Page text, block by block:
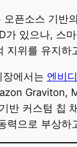
오픈소스 기반
가 있으나, 스
지위를 유지하
에서는 엔비
Graviton,
반 커스텀 칩
력으로 부상하